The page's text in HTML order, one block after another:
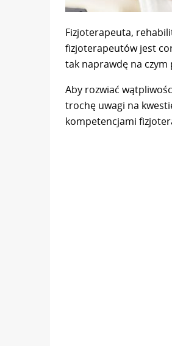
Fizjoterapeuta,
fizjoterapeutów jest
tak naprawdę na czym
Aby rozwiać
trochę uwagi na
kompetencjami